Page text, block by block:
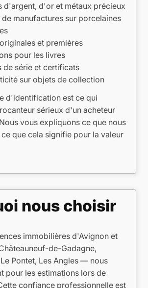
d'argent, d'or et métaux précieux
de manufactures sur porcelaines
et premières
pour les livres
de série et certificats
sur objets de collection
d'identification est ce qui
sérieux d'un acheteur
vous expliquons ce que nous
que cela signifie pour la valeur
nous choisir
immobilières d'Avignon et
de-Gadagne,
Pontet, Les Angles — nous
pour les estimations lors de
confiance professionnelle est